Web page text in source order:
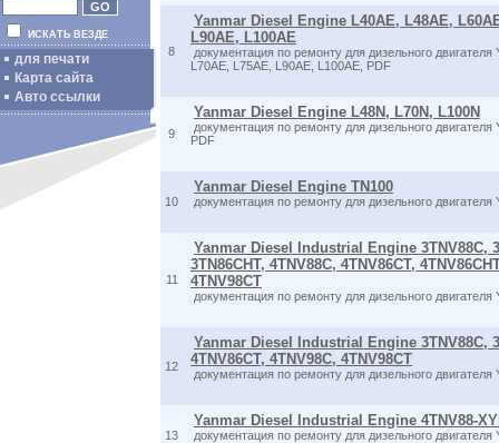
ИСКАТЬ ВЕЗДЕ
для печати
Карта сайта
Авто ссылки
8
Yanmar Diesel Engine L40AE, L48AE,
L90AE, L100AE
документация по ремонту для дизельного
L70AE, L75AE, L90AE, L100AE, PDF
9
Yanmar Diesel Engine L48N, L70N, L100N
документация по ремонту для дизельного
PDF
10
Yanmar Diesel Engine TN100
документация по ремонту для дизельного двигателя
11
Yanmar Diesel Industrial Engine 3TNV88C,
3TN86CHT, 4TNV88C, 4TNV86CT,
4TNV98CT
документация по ремонту для дизельного двигателя
12
Yanmar Diesel Industrial Engine 3TNV88C,
4TNV86CT, 4TNV98C, 4TNV98CT
документация по ремонту для дизельного двигателя
13
Yanmar Diesel Industrial Engine 4TNV88-
документация по ремонту для дизельного